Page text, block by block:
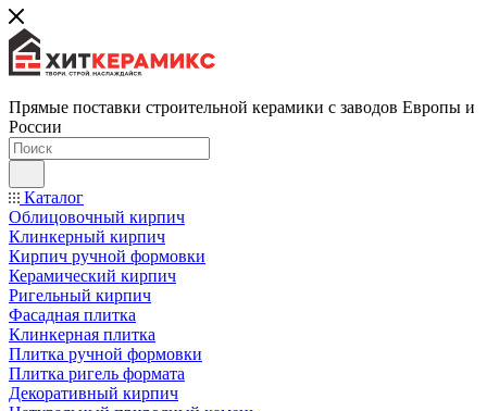
Прямые поставки строительной керамики с заводов Европы и
России
Каталог
Облицовочный кирпич
Клинкерный кирпич
Кирпич ручной формовки
Керамический кирпич
Ригельный кирпич
Фасадная плитка
Клинкерная плитка
Плитка ручной формовки
Плитка ригель формата
Декоративный кирпич